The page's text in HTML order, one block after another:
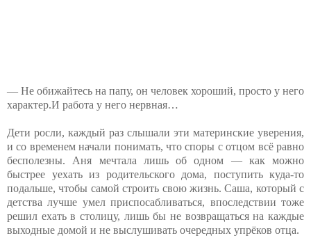
— Не обижайтесь на папу, он человек хороший, просто у него
характер.И работа у него нервная…
Дети росли, каждый раз слышали эти материнские уверения,
и со временем начали понимать, что споры с отцом всё равно
бесполезны. Аня мечтала лишь об одном — как можно
быстрее уехать из родительского дома, поступить куда-то
подальше, чтобы самой строить свою жизнь. Саша, который с
детства лучше умел приспосабливаться, впоследствии тоже
решил ехать в столицу, лишь бы не возвращаться на каждые
выходные домой и не выслушивать очередных упрёков отца.